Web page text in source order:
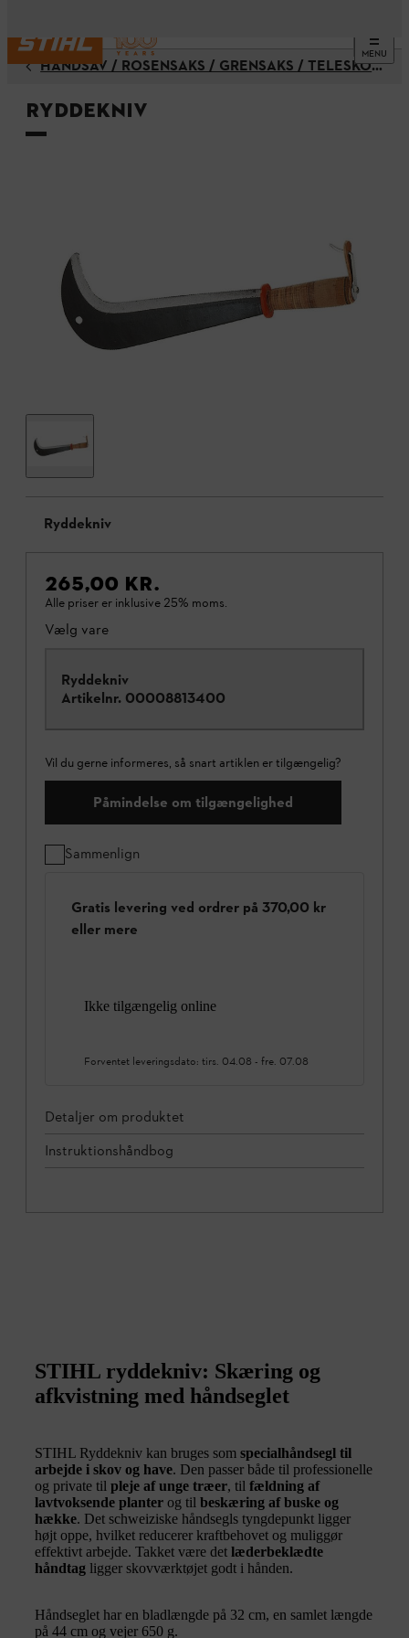
MENU
HÅNDSAV / ROSENSAKS / GRENSAKS / TELESKOPSAV / BESKÆRER / BESKÆRING
Ryddekniv
Ryddekniv
265,00 KR.
Alle priser er inklusive 25% moms.
Vælg vare
Ryddekniv
Artikelnr. 00008813400
Vil du gerne informeres, så snart artiklen er tilgængelig?
Påmindelse om tilgængelighed
Sammenlign
Gratis levering ved ordrer på 370,00 kr
eller mere
Ikke tilgængelig online
Forventet leveringsdato: tirs. 04.08 - fre. 07.08
Detaljer om produktet
Instruktionshåndbog
STIHL ryddekniv: Skæring og
afkvistning med håndseglet
STIHL Ryddekniv kan bruges som specialhåndsegl til
arbejde i skov og have. Den passer både til professionelle
og private til pleje af unge træer, til fældning af
lavtvoksende planter og til beskæring af buske og
hække. Det schweiziske håndsegls tyngdepunkt ligger
højt oppe, hvilket reducerer kraftbehovet og muliggør
effektivt arbejde. Takket være det læderbeklædte
håndtag ligger skovværktøjet godt i hånden.
Håndseglet har en bladlængde på 32 cm, en samlet længde
på 44 cm og vejer 650 g.